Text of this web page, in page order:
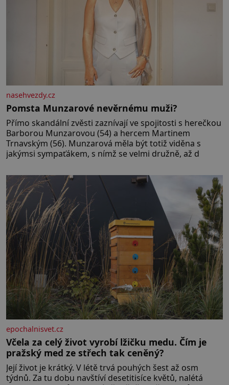
nasehvezdy.cz
Pomsta Munzarové nevěrnému muži?
Přímo skandální zvěsti zaznívají ve spojitosti s herečkou
Barborou Munzarovou (54) a hercem Martinem
Trnavským (56). Munzarová měla být totiž viděna s
jakýmsi sympaťákem, s nímž se velmi družně, až d
epochalnisvet.cz
Včela za celý život vyrobí lžičku medu. Čím je
pražský med ze střech tak ceněný?
Její život je krátký. V létě trvá pouhých šest až osm
týdnů. Za tu dobu navštíví desetitisíce květů, nalétá